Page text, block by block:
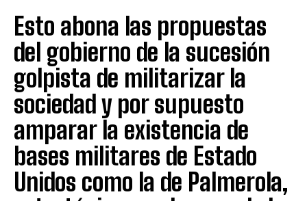
Esto abona las propuestas
del gobierno de la sucesión
golpista de militarizar la
sociedad y por supuesto
amparar la existencia de
bases militares de Estado
Unidos como la de Palmerola,